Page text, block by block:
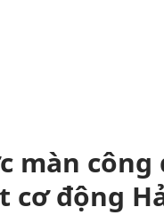
màn công
cơ động